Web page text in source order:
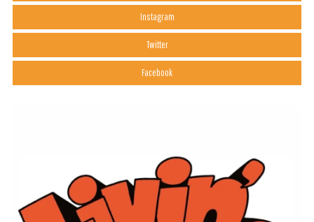
Instagram
Twitter
Facebook